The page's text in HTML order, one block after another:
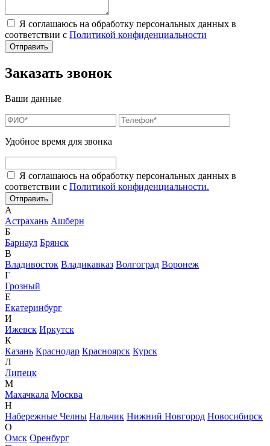
Я соглашаюсь на обработку персональных данных в
соответствии с Политикой конфиденциальности
Заказать звонок
Ваши данные
Удобное время для звонка
Я соглашаюсь на обработку персональных данных в
соответствии с Политикой конфиденциальности.
А
Астрахань Ашберн
Б
Барнаул Брянск
В
Владивосток Владикавказ Волгоград Воронеж
Г
Грозный
Е
Екатеринбург
И
Ижевск Иркутск
К
Казань Краснодар Красноярск Курск
Л
Липецк
М
Махачкала Москва
Н
Набережные Челны Нальчик Нижний Новгород Новосибирск
О
Омск Оренбург